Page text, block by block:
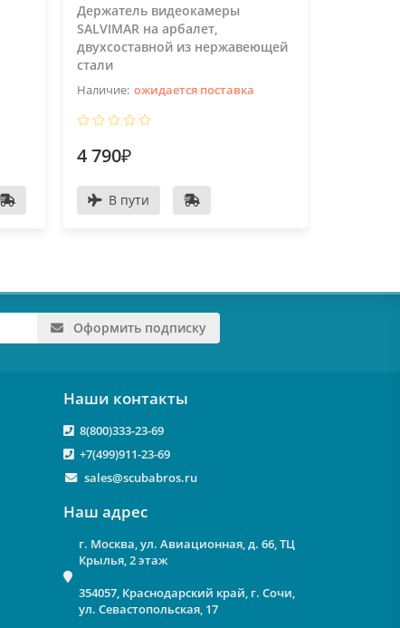
Держатель видеокамеры
SALVIMAR на арбалет,
двухсоставной из нержавеющей
стали
ожидается поставка
4 790₽
В пути
Оформить подписку
Наши контакты
8(800)333-23-69
+7(499)911-23-69
sales@scubabros.ru
Наш адрес
г. Москва, ул. Авиационная, д. 66, ТЦ
Крылья, 2 этаж
354057, Краснодарский край, г. Сочи,
ул. Севастопольская, 17